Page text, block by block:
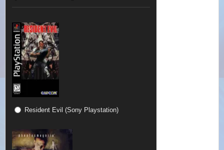
Resident Evil (Sony Playstation)